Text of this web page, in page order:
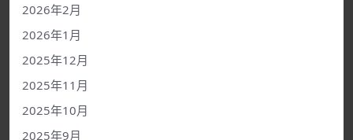
2026年2月
2026年1月
2025年12月
2025年11月
2025年10月
2025年9月